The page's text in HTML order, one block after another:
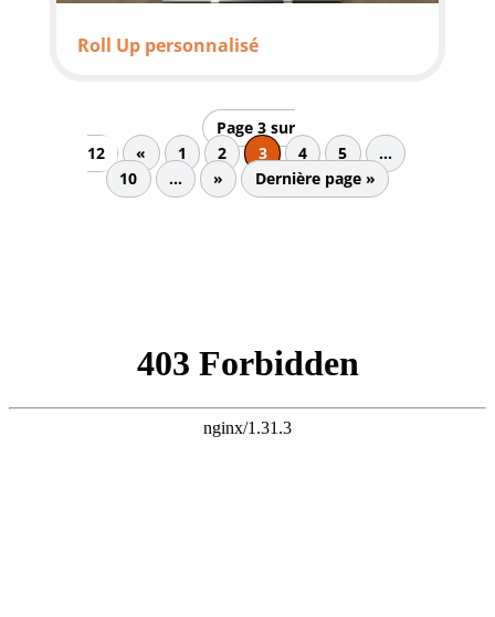
Roll Up personnalisé
Page 3 sur
12
« 1 2 3 4 5
…
10
… » Dernière page »